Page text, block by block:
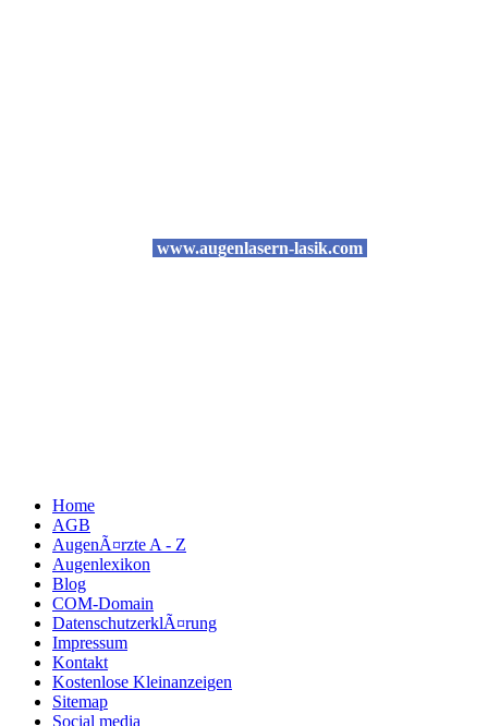
www.augenlasern-lasik.com
Home
AGB
AugenÃ¤rzte A - Z
Augenlexikon
Blog
COM-Domain
DatenschutzerklÃ¤rung
Impressum
Kontakt
Kostenlose Kleinanzeigen
Sitemap
Social media